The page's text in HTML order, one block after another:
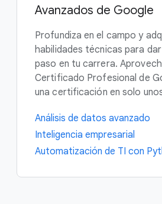
Avanzados de Google
Profundiza en el campo y
habilidades técnicas para
paso en tu carrera.
Certificado Profesional de
una certificación en solo
Análisis de datos avanzado
Inteligencia empresarial
Automatización de TI con